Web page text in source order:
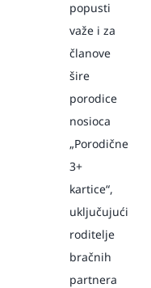
popusti
važe i za
članove
šire
porodice
nosioca
„Porodične
3+
kartice“,
uključujući
roditelje
bračnih
partnera